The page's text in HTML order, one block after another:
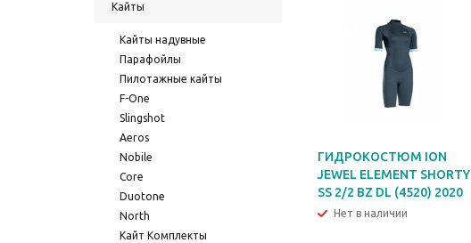
Кайты
Кайты надувные
Парафойлы
Пилотажные кайты
F-One
Slingshot
Aeros
Nobile
Core
Duotone
North
Кайт Комплекты
ГИДРОКОСТЮМ ION
JEWEL ELEMENT SHORTY
SS 2/2 BZ DL (4520) 2020
Нет в наличии